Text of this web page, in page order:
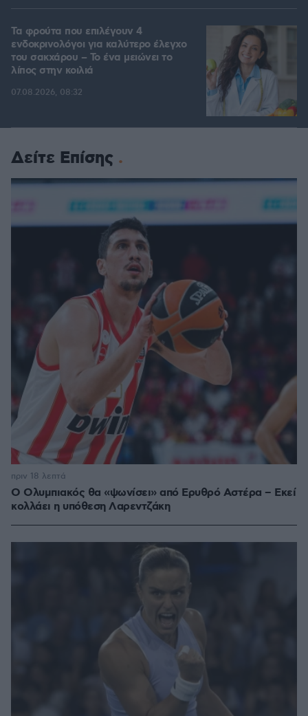
Τα φρούτα που επιλέγουν 4
ενδοκρινολόγοι για καλύτερο έλεγχο
του σακχάρου – Το ένα μειώνει το
λίπος στην κοιλιά
07.08.2026, 08:32
Δείτε Επίσης
Ο Ολυμπιακός θα «ψωνίσει» από Ερυθρό Αστέρα – Εκεί
κολλάει η υπόθεση Λαρεντζάκη
πριν 18 λεπτά